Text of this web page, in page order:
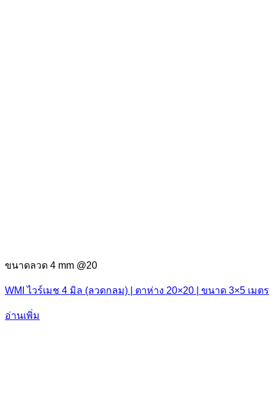
ขนาดลวด 4 mm @20
WMI ไวร์เมช 4 มิล (ลวดกลม) | ตาห่าง 20×20 | ขนาด 3×5 เมตร
อ่านเพิ่ม